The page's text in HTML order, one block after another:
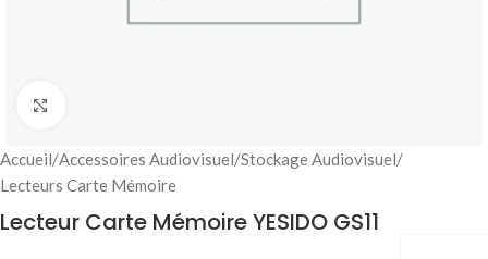
Accueil/Accessoires Audiovisuel/Stockage Audiovisuel/
Lecteurs Carte Mémoire
Lecteur Carte Mémoire YESIDO GS11